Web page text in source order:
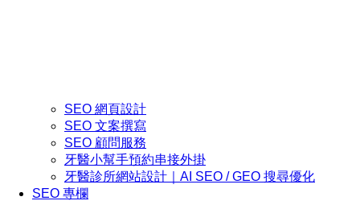
SEO 網頁設計
SEO 文案撰寫
SEO 顧問服務
牙醫小幫手預約串接外掛
牙醫診所網站設計｜AI SEO / GEO 搜尋優化
SEO 專欄